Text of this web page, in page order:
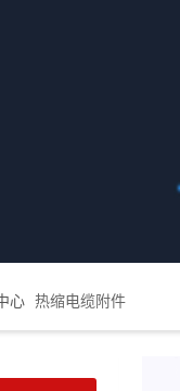
心 热缩电缆附件